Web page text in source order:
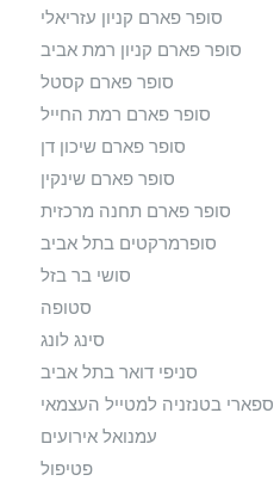
סופר פארם קניון עזריאלי
סופר פארם קניון רמת אביב
סופר פארם קסטל
סופר פארם רמת החייל
סופר פארם שיכון דן
סופר פארם שינקין
סופר פארם תחנה מרכזית
סופרמרקטים בתל אביב
סושי בר בזל
סטופה
סינג לונג
סניפי דואר בתל אביב
ספארי בטנזניה למטייל העצמאי
עמנואל אירועים
פטיפול